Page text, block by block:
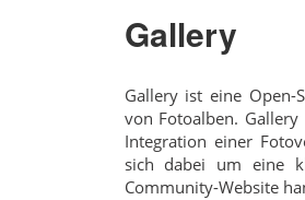
Gallery
Gallery ist eine Open-
von Fotoalben.
Integration einer
sich dabei um eine
Community-Website